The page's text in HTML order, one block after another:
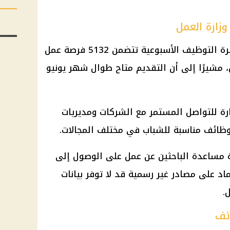
العمل
أعلن حسن رداد، وزير العمل، أن نشرة التوظيف الأسبوعية تتضمن 5132 فرصة عمل
إلى أن التقديم متاح طوال شهر يونيو
للتواصل المستمر مع الشركات ومديريات
مناسبة للشباب في مختلف المجالات.
مساعدة الباحثين عن عمل على الوصول إلى
على مصادر غير رسمية قد لا توفر بيانات